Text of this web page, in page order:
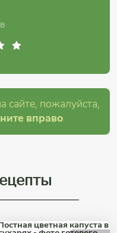
сайте, пожалуйста,
вправо